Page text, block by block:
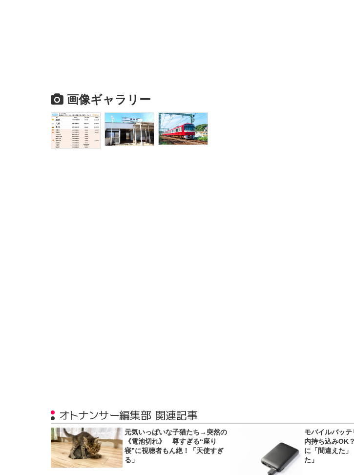
画像ギャラリー
オトナンサー編集部 関連記事
元気いっぱいな子猫たち→突然の
《電池切れ》 尊すぎる“座り
寝”に視聴者もん絶！「天使すぎ
る」
モバイルバッ
内持ち込み
に「間違えた
た」